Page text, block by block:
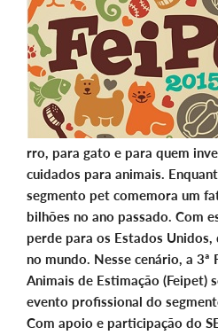
rro, para gato e para quem
cuidados para animais.
segmento pet comemora um
bilhões no ano passado. Com
perde para os Estados
no mundo. Nesse cenário, a 3ª
Animais de Estimação (Feipet)
evento profissional do
Com apoio e participação do